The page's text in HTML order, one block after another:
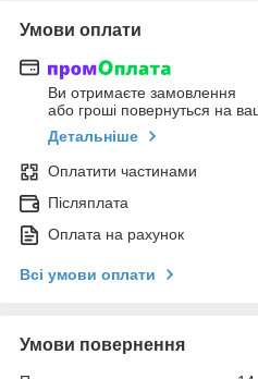
Умови оплати
Ви отримаєте замовлення
або гроші повернуться на
Детальніше
Оплатити частинами
Післяплата
Оплата на рахунок
Всі умови оплати
Умови повернення